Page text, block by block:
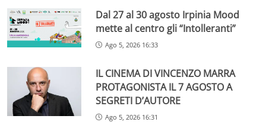
Dal 27 al 30 agosto Irpinia Mood
mette al centro gli “Intolleranti”
Ago 5, 2026 16:33
IL CINEMA DI VINCENZO MARRA
PROTAGONISTA IL 7 AGOSTO A
SEGRETI D’AUTORE
Ago 5, 2026 16:31